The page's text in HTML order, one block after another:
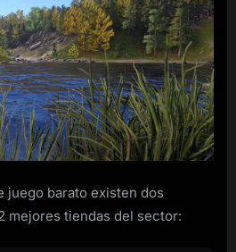
juego barato existen dos
mejores tiendas del sector: